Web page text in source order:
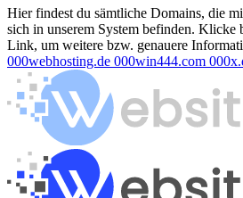
Hier findest du sämtliche Domains, die
sich in unserem System befinden. Klicke
Link, um weitere bzw. genauere
000webhosting.de 000win444.com